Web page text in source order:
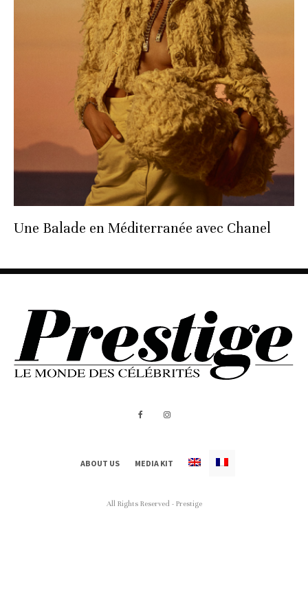
Une Balade en Méditerranée avec Chanel
ABOUT US MEDIA KIT
All Rights Reserved - Prestige